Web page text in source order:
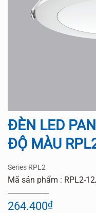
ĐÈN LED
ĐỘ MÀU
Series RPL2
Mã sản phẩm : RPL2-
264.400₫